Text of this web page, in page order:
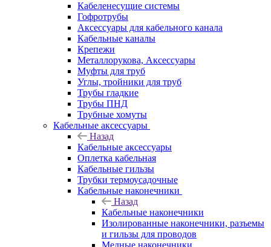
Кабеленесущие системы
Гофротрубы
Аксессуары для кабельного канала
Кабельные каналы
Крепежи
Металлорукова, Аксессуары
Муфты для труб
Углы, тройники для труб
Трубы гладкие
Трубы ПНД
Трубные хомуты
Кабельные аксессуары
Назад
Кабельные аксессуары
Оплетка кабельная
Кабельные гильзы
Трубки термоусадочные
Кабельные наконечники
Назад
Кабельные наконечники
Изолированные наконечники, разъемы
и гильзы для проводов
Медные наконечники